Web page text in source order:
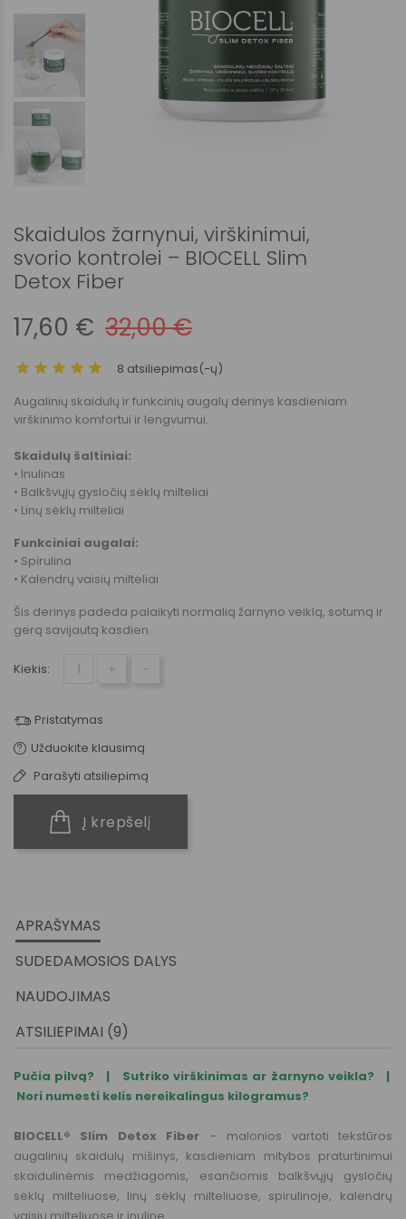
Skaidulos žarnynui, virškinimui,
svorio kontrolei – BIOCELL Slim
Detox Fiber
17,60 € 32,00 €
8 atsiliepimas(-ų)
Augalinių skaidulų ir funkcinių augalų derinys kasdieniam
virškinimo komfortui ir lengvumui.
Skaidulų šaltiniai:
• Inulinas
• Balkšvųjų gysločių sėklų milteliai
• Linų sėklų milteliai
Funkciniai augalai:
• Spirulina
• Kalendrų vaisių milteliai
Šis derinys padeda palaikyti normalią žarnyno veiklą, sotumą ir
gerą savijautą kasdien.
Kiekis: + -
Pristatymas
Užduokite klausimą
Parašyti atsiliepimą
Į krepšelį
APRAŠYMAS
SUDEDAMOSIOS DALYS
NAUDOJIMAS
ATSILIEPIMAI (9)
Pučia pilvą? | Sutriko virškinimas ar žarnyno veikla? |
Nori numesti kelis nereikalingus kilogramus?
BIOCELL® Slim Detox Fiber – malonios vartoti tekstūros
augalinių skaidulų mišinys, kasdieniam mitybos praturtinimui
skaidulinėmis medžiagomis, esančiomis balkšvųjų gysločių
sėklų milteliuose, linų sėklų milteliuose, spirulinoje, kalendrų